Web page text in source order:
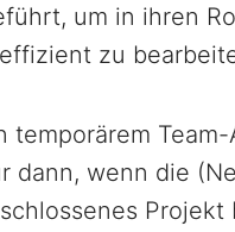
um in ihren
zu
temporärem
dann, wenn die